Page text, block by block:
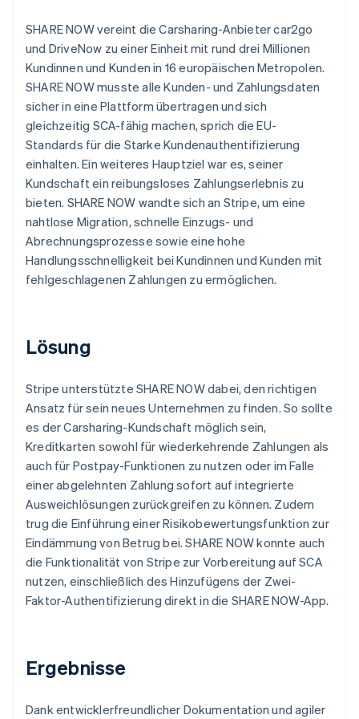
SHARE NOW vereint die Carsharing-Anbieter car2go
und DriveNow zu einer Einheit mit rund drei Millionen
Kundinnen und Kunden in 16 europäischen Metropolen.
SHARE NOW musste alle Kunden- und Zahlungsdaten
sicher in eine Plattform übertragen und sich
gleichzeitig SCA-fähig machen, sprich die EU-
Standards für die Starke Kundenauthentifizierung
einhalten. Ein weiteres Hauptziel war es, seiner
Kundschaft ein reibungsloses Zahlungserlebnis zu
bieten. SHARE NOW wandte sich an Stripe, um eine
nahtlose Migration, schnelle Einzugs- und
Abrechnungsprozesse sowie eine hohe
Handlungsschnelligkeit bei Kundinnen und Kunden mit
fehlgeschlagenen Zahlungen zu ermöglichen.
Lösung
Stripe unterstützte SHARE NOW dabei, den richtigen
Ansatz für sein neues Unternehmen zu finden. So sollte
es der Carsharing-Kundschaft möglich sein,
Kreditkarten sowohl für wiederkehrende Zahlungen als
auch für Postpay-Funktionen zu nutzen oder im Falle
einer abgelehnten Zahlung sofort auf integrierte
Ausweichlösungen zurückgreifen zu können. Zudem
trug die Einführung einer Risikobewertungsfunktion zur
Eindämmung von Betrug bei. SHARE NOW konnte auch
die Funktionalität von Stripe zur Vorbereitung auf SCA
nutzen, einschließlich des Hinzufügens der Zwei-
Faktor-Authentifizierung direkt in die SHARE NOW-App.
Ergebnisse
Dank entwicklerfreundlicher Dokumentation und agiler